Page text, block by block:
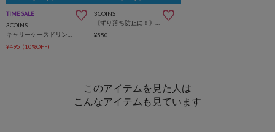
TIME SALE
3COINS
¥495 (10%OFF)
3COINS
¥550
このアイテムを見た人は
こんなアイテムも見ています